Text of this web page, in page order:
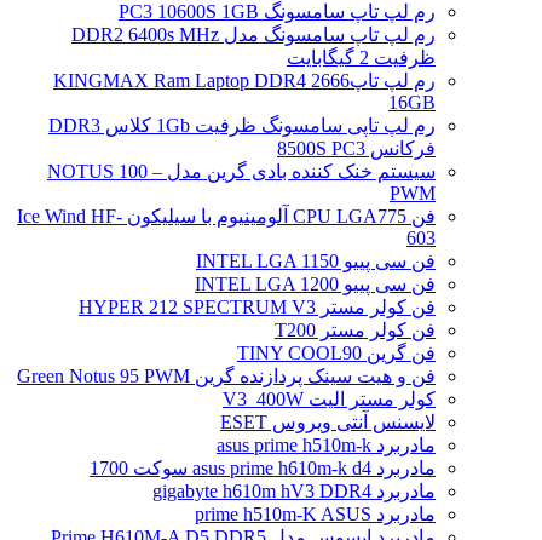
رم لپ تاپ سامسونگ PC3 10600S 1GB
رم لپ تاپ سامسونگ مدل DDR2 6400s MHz
ظرفیت 2 گیگابایت
رم لپ تاپ2666 KINGMAX Ram Laptop DDR4
16GB
رم لپ تاپی سامسونگ ظرفیت 1Gb کلاس DDR3
فرکانس 8500S PC3
سیستم خنک کننده بادی گرین مدل NOTUS 100 –
PWM
فن CPU LGA775 آلومینیوم با سیلیکون Ice Wind HF-
603
فن سی پییو INTEL LGA 1150
فن سی پییو INTEL LGA 1200
فن کولر مستر HYPER 212 SPECTRUM V3
فن کولر مستر T200
فن گرین TINY COOL90
فن و هیت سینک پردازنده گرین Green Notus 95 PWM
کولر مستر الیت V3_400W
لایسنس آنتی ویروس ESET
مادربرد asus prime h510m-k
مادربرد asus prime h610m-k d4 سوکت 1700
مادربرد gigabyte h610m hV3 DDR4
مادربرد prime h510m-K ASUS